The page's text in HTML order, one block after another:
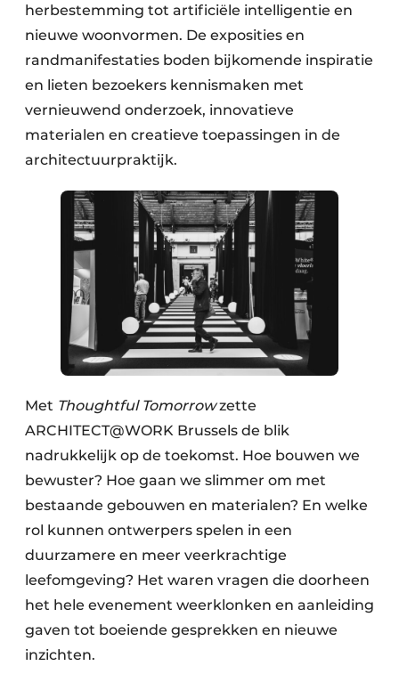
herbestemming tot artificiële intelligentie en
nieuwe woonvormen. De exposities en
randmanifestaties boden bijkomende inspiratie
en lieten bezoekers kennismaken met
vernieuwend onderzoek, innovatieve
materialen en creatieve toepassingen in de
architectuurpraktijk.
Met Thoughtful Tomorrowzette
ARCHITECT@WORK Brussels de blik
nadrukkelijk op de toekomst. Hoe bouwen we
bewuster? Hoe gaan we slimmer om met
bestaande gebouwen en materialen? En welke
rol kunnen ontwerpers spelen in een
duurzamere en meer veerkrachtige
leefomgeving? Het waren vragen die doorheen
het hele evenement weerklonken en aanleiding
gaven tot boeiende gesprekken en nieuwe
inzichten.